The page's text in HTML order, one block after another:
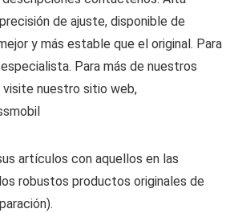
de ajuste, disponible de
y más estable que el original. Para
Para más de nuestros
nuestro sitio web,
artículos con aquellos en las
robustos productos originales de